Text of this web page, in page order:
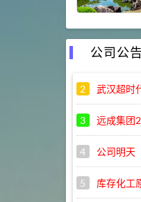
公司公告
2 武汉超时
3 远成集团
4 公司明天
5 库存化工